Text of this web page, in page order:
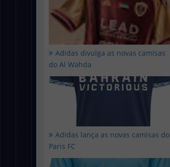
Adidas divulga as novas camisas
do Al Wahda
Adidas lança as novas camisas do
Paris FC